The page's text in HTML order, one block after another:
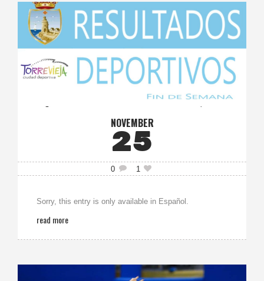
NOVEMBER
25
0 1
Sorry, this entry is only available in Español.
read more